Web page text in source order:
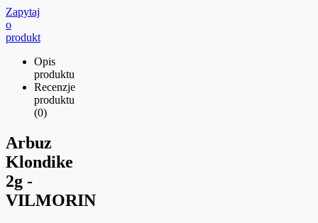
Zapytaj
o
produkt
Opis
produktu
Recenzje
produktu
(0)
Arbuz
Klondike
2g -
VILMORIN